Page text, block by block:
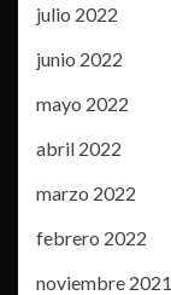
julio 2022
junio 2022
mayo 2022
abril 2022
marzo 2022
febrero 2022
noviembre 2021